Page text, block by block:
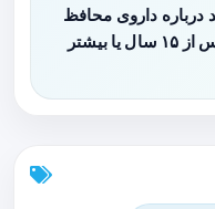
درباره داروی محافظ